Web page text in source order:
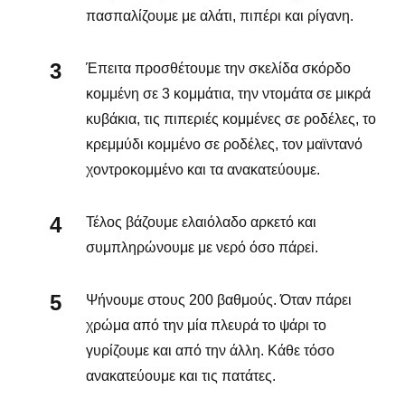
πασπαλίζουμε με αλάτι, πιπέρι και ρίγανη.
Έπειτα προσθέτουμε την σκελίδα σκόρδο
κομμένη σε 3 κομμάτια, την ντομάτα σε μικρά
κυβάκια, τις πιπεριές κομμένες σε ροδέλες, το
κρεμμύδι κομμένο σε ροδέλες, τον μαϊντανό
χοντροκομμένο και τα ανακατεύουμε.
Τέλος βάζουμε ελαιόλαδο αρκετό και
συμπληρώνουμε με νερό όσο πάρεi.
Ψήνουμε στους 200 βαθμούς. Όταν πάρει
χρώμα από την μία πλευρά το ψάρι το
γυρίζουμε και από την άλλη. Κάθε τόσο
ανακατεύουμε και τις πατάτες.